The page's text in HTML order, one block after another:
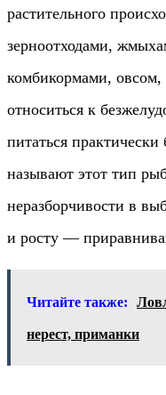
растительного
зерноотходами,
комбикормами, овсом,
относиться к
питаться
называют этот тип
неразборчивости в
и росту —
Читайте также:
нерест, приманки